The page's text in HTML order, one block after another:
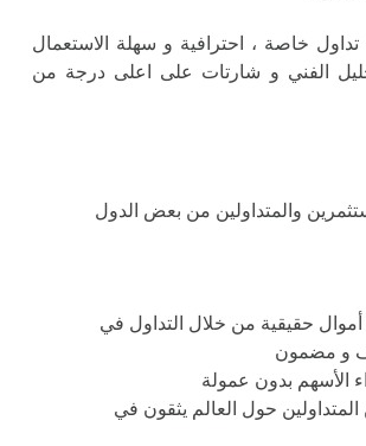
خاصة ، احترافية و سهلة الاستعمال
الفني و شارتات على اعلى درجة من
والمتداولين من بعض الدول
أموال حقيقية من خلال التداول في
و مضمون
الأسهم بدون عمولة
المتداولين حول العالم يثقون في